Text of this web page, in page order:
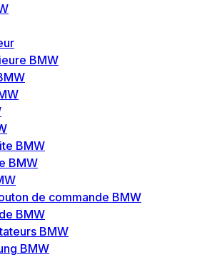
BMW
BMW
BMW
de commande BMW
BMW
BMW
BMW